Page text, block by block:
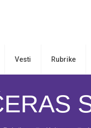
Vesti Rubrike